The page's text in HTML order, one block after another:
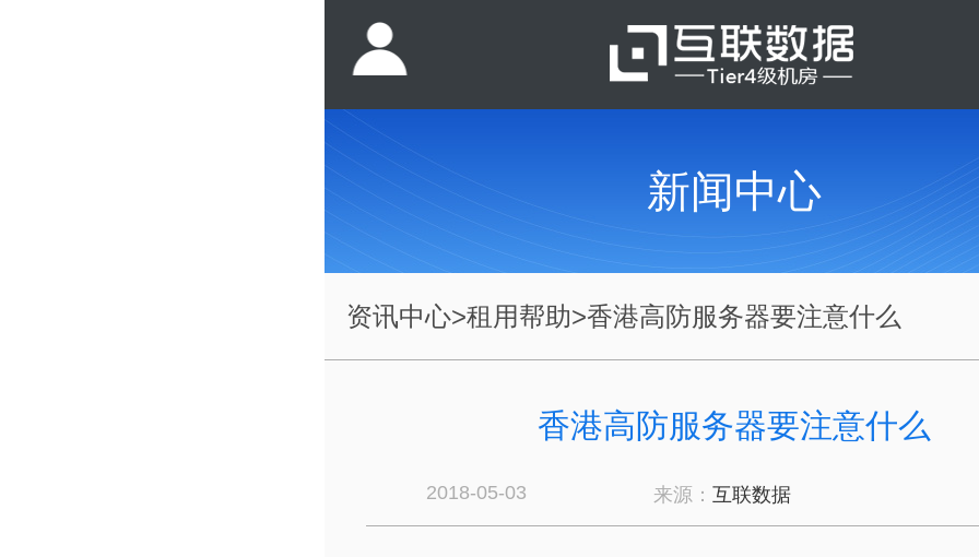
新闻中心
资讯中心>租用帮助>香港高防服务器要注意什么
香港高防服务器要注意什么
2018-05-03 来源： 互联数据